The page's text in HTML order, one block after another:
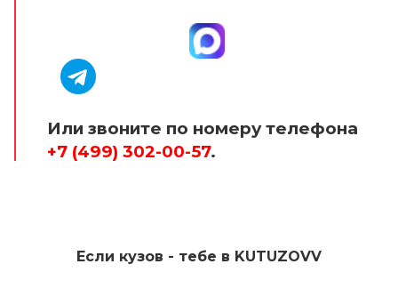
Или звоните по номеру телефона
+7 (499) 302-00-57.
Если кузов - тебе в KUTUZOVV